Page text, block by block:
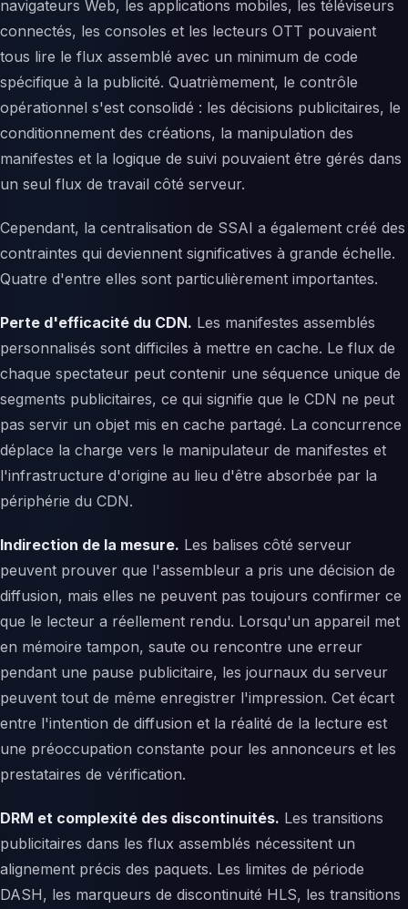
navigateurs Web, les applications mobiles, les téléviseurs
connectés, les consoles et les lecteurs OTT pouvaient
tous lire le flux assemblé avec un minimum de code
spécifique à la publicité. Quatrièmement, le contrôle
opérationnel s'est consolidé : les décisions publicitaires, le
conditionnement des créations, la manipulation des
manifestes et la logique de suivi pouvaient être gérés dans
un seul flux de travail côté serveur.
Cependant, la centralisation de SSAI a également créé des
contraintes qui deviennent significatives à grande échelle.
Quatre d'entre elles sont particulièrement importantes.
Perte d'efficacité du CDN. Les manifestes assemblés
personnalisés sont difficiles à mettre en cache. Le flux de
chaque spectateur peut contenir une séquence unique de
segments publicitaires, ce qui signifie que le CDN ne peut
pas servir un objet mis en cache partagé. La concurrence
déplace la charge vers le manipulateur de manifestes et
l'infrastructure d'origine au lieu d'être absorbée par la
périphérie du CDN.
Indirection de la mesure. Les balises côté serveur
peuvent prouver que l'assembleur a pris une décision de
diffusion, mais elles ne peuvent pas toujours confirmer ce
que le lecteur a réellement rendu. Lorsqu'un appareil met
en mémoire tampon, saute ou rencontre une erreur
pendant une pause publicitaire, les journaux du serveur
peuvent tout de même enregistrer l'impression. Cet écart
entre l'intention de diffusion et la réalité de la lecture est
une préoccupation constante pour les annonceurs et les
prestataires de vérification.
DRM et complexité des discontinuités. Les transitions
publicitaires dans les flux assemblés nécessitent un
alignement précis des paquets. Les limites de période
DASH, les marqueurs de discontinuité HLS, les transitions